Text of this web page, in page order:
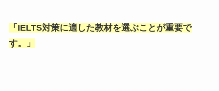
「 IELTS対策に適した教材を選ぶことが重要で
す。
」